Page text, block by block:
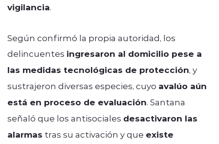
vigilancia.
Según confirmó la propia autoridad, los
delincuentes ingresaron al domicilio pese a
las medidas tecnológicas de protección, y
sustrajeron diversas especies, cuyo avalúo aún
está en proceso de evaluación. Santana
señaló que los antisociales desactivaron las
alarmas tras su activación y que existe